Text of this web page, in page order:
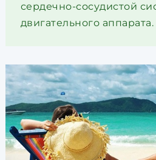
сердечно-сосудистой
двигательного аппарата.